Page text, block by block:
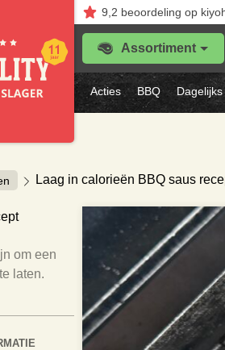
9,2 beoordelingop
Assortiment
Acties BBQ Dagelijks
Laag in calorieën BBQ saus
om een
laten.